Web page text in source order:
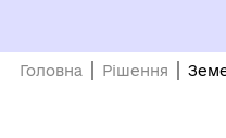
Головна Рішення